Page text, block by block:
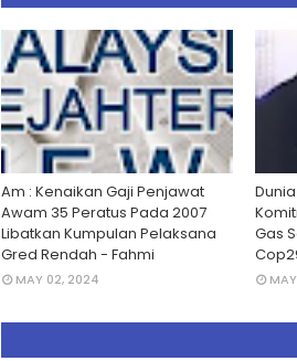
Am : Kenaikan Gaji Penjawat
Awam 35 Peratus Pada 2007
Libatkan Kumpulan Pelaksana
Gred Rendah - Fahmi
MAY 02, 2024
Gas